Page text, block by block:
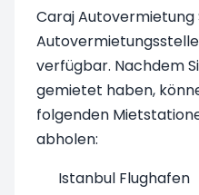
Caraj Autovermietung
verfügbar. Nachdem
gemietet haben,
folgenden
abholen:
Istanbul Flughafen